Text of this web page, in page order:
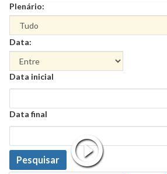
Plenário:
Data:
Data
Data inicial
Data
Data final
Data
Pesquisar